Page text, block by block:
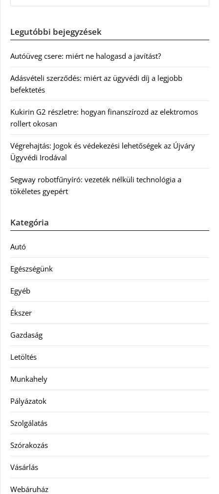
Legutóbbi bejegyzések
Autóüveg csere: miért ne halogasd a javítást?
Adásvételi szerződés: miért az ügyvédi díj a legjobb
befektetés
Kukirin G2 részletre: hogyan finanszírozd az elektromos
rollert okosan
Végrehajtás: Jogok és védekezési lehetőségek az Újváry
Ügyvédi Irodával
Segway robotfűnyíró: vezeték nélküli technológia a
tökéletes gyepért
Kategória
Autó
Egészségünk
Egyéb
Ékszer
Gazdaság
Letöltés
Munkahely
Pályázatok
Szolgálatás
Szórakozás
Vásárlás
Webáruház